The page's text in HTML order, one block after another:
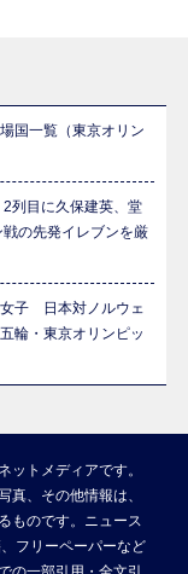
一覧（東京オリン
2列目に久保建英、堂
の先発イレブンを厳
子 日本対ノルウェ
輪・東京オリンピッ
ットメディアです。
真、その他情報は、
ものです。ニュース
フリーペーパーなど